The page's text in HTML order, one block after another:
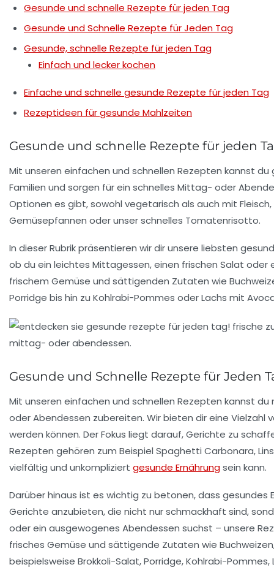
Gesunde und schnelle Rezepte für jeden Tag
Gesunde und Schnelle Rezepte für Jeden Tag
Gesunde, schnelle Rezepte für jeden Tag
Einfach und lecker kochen
Einfache und schnelle gesunde Rezepte für jeden Tag
Rezeptideen für gesunde Mahlzeiten
Gesunde und schnelle Rezepte für jeden
Mit unseren einfachen und schnellen Rezepten kannst du
Familien und sorgen für ein schnelles Mittag- oder
Optionen es gibt, sowohl vegetarisch als auch mit
Gemüsepfannen oder unser schnelles Tomatenrisotto.
In dieser Rubrik präsentieren wir dir unsere liebsten
ob du ein leichtes Mittagessen, einen frischen Salat
frischem Gemüse und sättigenden Zutaten wie
Porridge bis hin zu Kohlrabi-Pommes oderLachs mit
Gesunde und Schnelle Rezepte für Jeden
Mit unseren einfachen und schnellen Rezepten kannst du
oderAbendessen zubereiten. Wir bieten dir eine Vielzahl
werden können. Der Fokus liegt darauf, Gerichte zu
Rezepten gehören zum Beispiel Spaghetti Carbonara,
vielfältig und unkompliziert gesunde Ernährungsein kann.
Darüber hinaus ist es wichtig zu betonen, dass gesundes
Gerichte anzubieten, die nicht nur schmackhaft sind,
oder ein ausgewogenes Abendessen suchst – unsere
frisches Gemüse und sättigende Zutaten wie Buchweizen
beispielsweise Brokkoli-Salat,Porridge,Kohlrabi-Pommes,